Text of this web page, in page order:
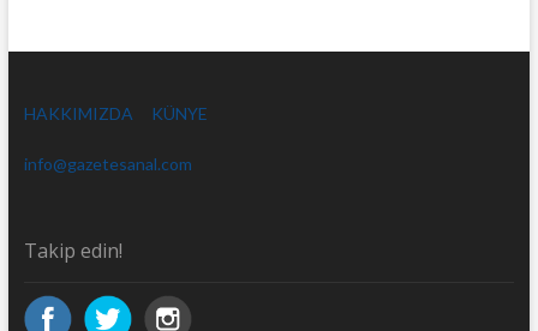
HAKKIMIZDA KÜNYE
info@gazetesanal.com
Takip edin!